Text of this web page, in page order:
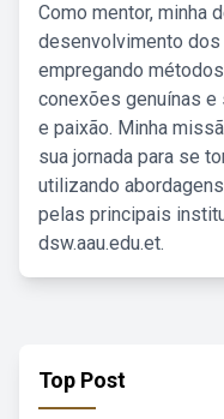
Como mentor, minha
desenvolvimento dos
empregando
conexões genuínas
e paixão. Minha
sua jornada para se
utilizando
pelas principais
dsw.aau.edu.et.
Top Post